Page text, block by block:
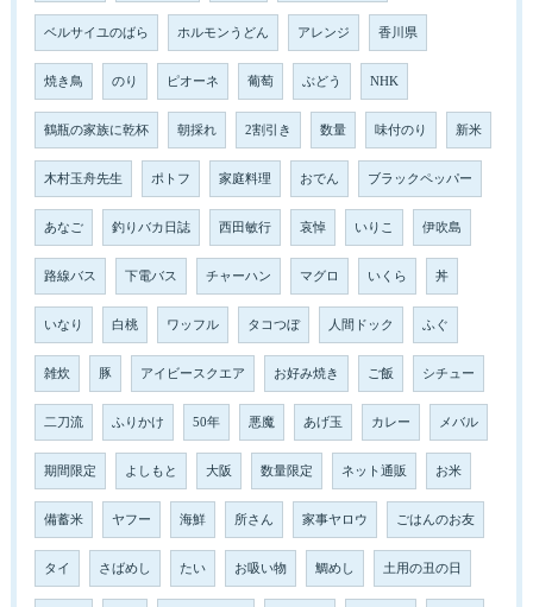
ベルサイユのばら ホルモンうどん アレンジ 香川県
焼き鳥 のり ピオーネ 葡萄 ぶどう NHK
鶴瓶の家族に乾杯 朝採れ 2割引き 数量 味付のり 新米
木村玉舟先生 ポトフ 家庭料理 おでん ブラックペッパー
あなご 釣りバカ日誌 西田敏行 哀悼 いりこ 伊吹島
路線バス 下電バス チャーハン マグロ いくら 丼
いなり 白桃 ワッフル タコつぼ 人間ドック ふぐ
雑炊 豚 アイビースクエア お好み焼き ご飯 シチュー
二刀流 ふりかけ 50年 悪魔 あげ玉 カレー メバル
期間限定 よしもと 大阪 数量限定 ネット通販 お米
備蓄米 ヤフー 海鮮 所さん 家事ヤロウ ごはんのお友
タイ さばめし たい お吸い物 鯛めし 土用の丑の日